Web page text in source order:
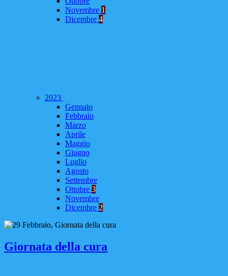
Novembre 1
Dicembre 4
2023
Gennaio
Febbraio
Marzo
Aprile
Maggio
Giugno
Luglio
Agosto
Settembre
Ottobre 3
Novembre
Dicembre 2
Giornata della cura